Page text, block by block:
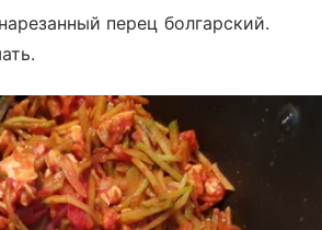
перец болгарский.